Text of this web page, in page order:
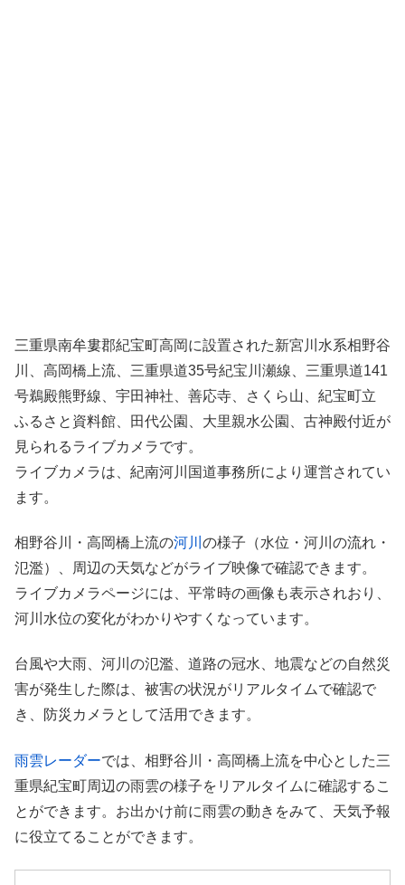
三重県南牟婁郡紀宝町高岡に設置された新宮川水系相野谷
川、高岡橋上流、三重県道35号紀宝川瀬線、三重県道141
号鵜殿熊野線、宇田神社、善応寺、さくら山、紀宝町立
ふるさと資料館、田代公園、大里親水公園、古神殿付近が
見られるライブカメラです。
ライブカメラは、紀南河川国道事務所により運営されてい
ます。
相野谷川・高岡橋上流の河川 の様子（水位・河川の流れ・
氾濫）、周辺の天気などがライブ映像で確認できます。
ライブカメラページには、平常時の画像も表示されおり、
河川水位の変化がわかりやすくなっています。
台風や大雨、河川の氾濫、道路の冠水、地震などの自然災
害が発生した際は、被害の状況がリアルタイムで確認で
き、防災カメラとして活用できます。
雨雲レーダーでは、相野谷川・高岡橋上流を中心とした三
重県紀宝町周辺の雨雲の様子をリアルタイムに確認するこ
とができます。お出かけ前に雨雲の動きをみて、天気予報
に役立てることができます。